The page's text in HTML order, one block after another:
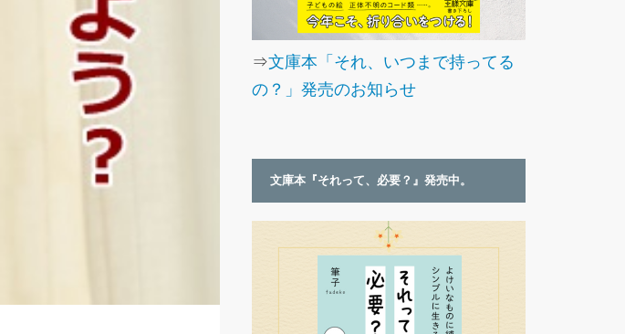
⇒文庫本「それ、いつまで持ってる
の？」発売のお知らせ
文庫本『それって、必要？』発売中。